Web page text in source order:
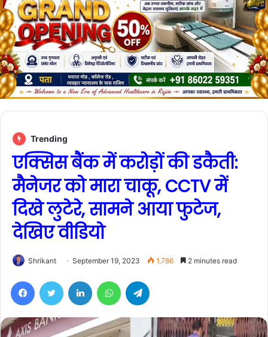
Trending
एक्सिस बैंक में करोड़ों की डकैती:
मैनेजर को मारा चाकू, CCTV में
दिखे लुटेरे, सामने आया फुटेज,
देखिए वीडियो
Shrikant September 19, 2023 1,786 2 minutes read